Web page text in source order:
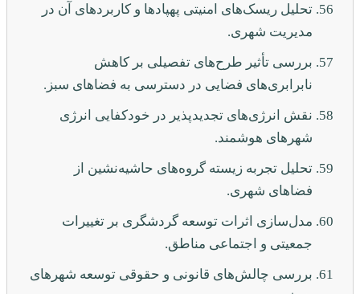
تحلیل ریسک‌های امنیتی پهپادها و کاربردهای آن در
مدیریت شهری.
بررسی تأثیر طرح‌های تفصیلی بر کاهش
نابرابری‌های فضایی در دسترسی به فضاهای سبز.
نقش انرژی‌های تجدیدپذیر در خودکفایی انرژی
شهرهای هوشمند.
تحلیل تجربه زیسته گروه‌های حاشیه‌نشین از
فضاهای شهری.
مدل‌سازی اثرات توسعه گردشگری بر تغییرات
جمعیتی و اجتماعی مناطق.
بررسی چالش‌های قانونی و حقوقی توسعه شهرهای